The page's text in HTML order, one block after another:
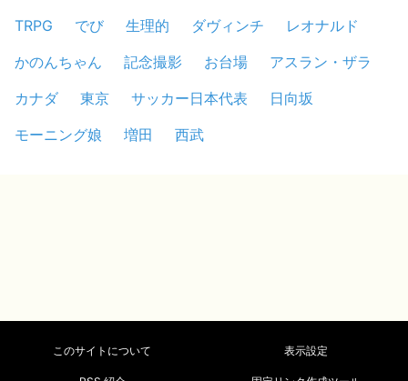
TRPG
でび 生理的 ダヴィンチ
レオナルド
かのんちゃん
記念撮影 お台場
アスラン・ザラ
カナダ
東京 サッカー日本代表
日向坂
モーニング娘
増田 西武
このサイトについて 表示設定